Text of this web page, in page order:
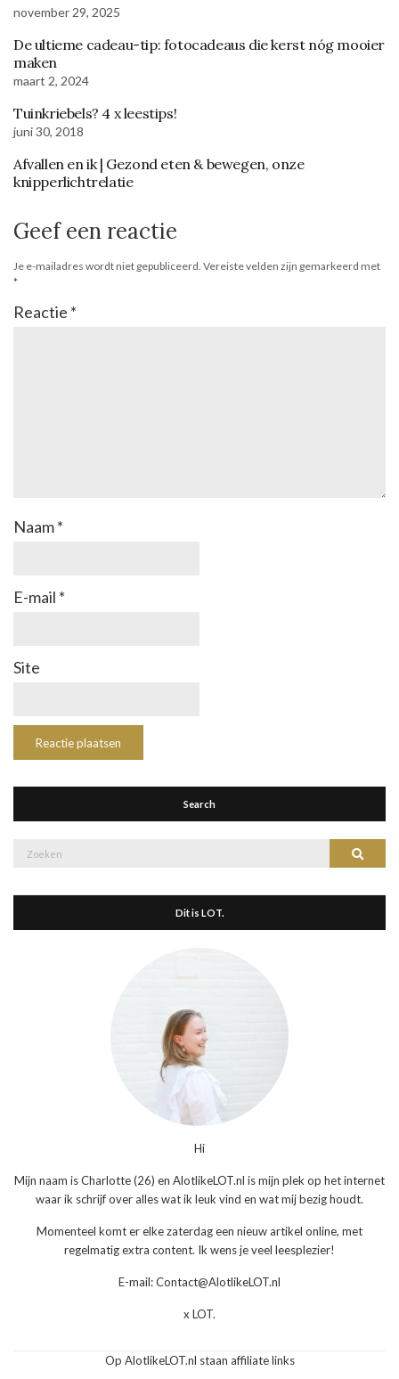
november 29, 2025
De ultieme cadeau-tip: fotocadeaus die kerst nóg mooier
maken
maart 2, 2024
Tuinkriebels? 4 x leestips!
juni 30, 2018
Afvallen en ik | Gezond eten & bewegen, onze
knipperlichtrelatie
Geef een reactie
Je e-mailadres wordt niet gepubliceerd. Vereiste velden zijn gemarkeerd met
*
Reactie *
Naam*
E-mail *
Site
Search
Zoek
Dit is LOT.
Hi
Mijn naam is Charlotte (26) en AlotlikeLOT.nl is mijn plek op het internet
waar ik schrijf over alles wat ik leuk vind en wat mij bezig houdt.
Momenteel komt er elke zaterdag een nieuw artikel online, met
regelmatig extra content. Ik wens je veel leesplezier!
E-mail: Contact@AlotlikeLOT.nl
x LOT.
Op AlotlikeLOT.nl staan affiliate links